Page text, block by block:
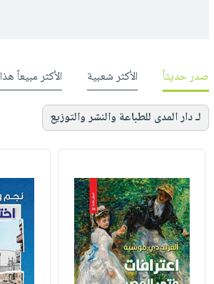
صدر حديثاً الأكثر شعبية الأكثر مبيعاً
لـ دار المدى للطباعة والنشر والتوزيع